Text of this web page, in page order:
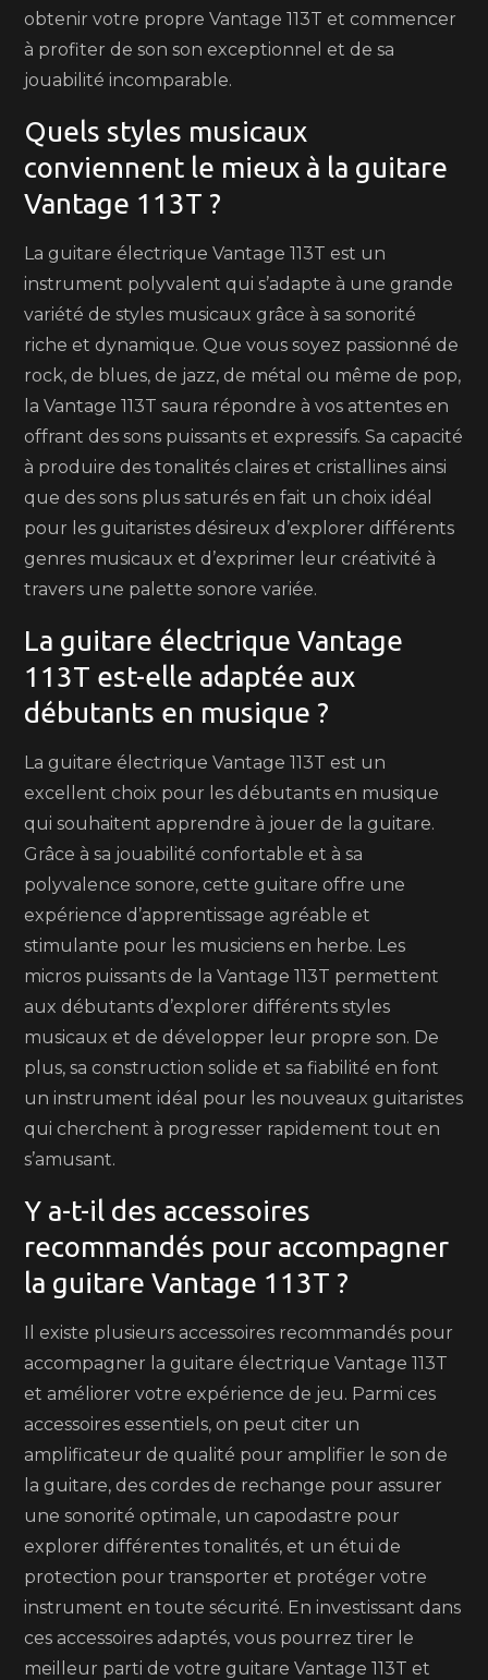
obtenir votre propre Vantage 113T et commencer
à profiter de son son exceptionnel et de sa
jouabilité incomparable.
Quels styles musicaux
conviennent le mieux à la guitare
Vantage 113T ?
La guitare électrique Vantage 113T est un
instrument polyvalent qui s’adapte à une grande
variété de styles musicaux grâce à sa sonorité
riche et dynamique. Que vous soyez passionné de
rock, de blues, de jazz, de métal ou même de pop,
la Vantage 113T saura répondre à vos attentes en
offrant des sons puissants et expressifs. Sa capacité
à produire des tonalités claires et cristallines ainsi
que des sons plus saturés en fait un choix idéal
pour les guitaristes désireux d’explorer différents
genres musicaux et d’exprimer leur créativité à
travers une palette sonore variée.
La guitare électrique Vantage
113T est-elle adaptée aux
débutants en musique ?
La guitare électrique Vantage 113T est un
excellent choix pour les débutants en musique
qui souhaitent apprendre à jouer de la guitare.
Grâce à sa jouabilité confortable et à sa
polyvalence sonore, cette guitare offre une
expérience d’apprentissage agréable et
stimulante pour les musiciens en herbe. Les
micros puissants de la Vantage 113T permettent
aux débutants d’explorer différents styles
musicaux et de développer leur propre son. De
plus, sa construction solide et sa fiabilité en font
un instrument idéal pour les nouveaux guitaristes
qui cherchent à progresser rapidement tout en
s’amusant.
Y a-t-il des accessoires
recommandés pour accompagner
la guitare Vantage 113T ?
Il existe plusieurs accessoires recommandés pour
accompagner la guitare électrique Vantage 113T
et améliorer votre expérience de jeu. Parmi ces
accessoires essentiels, on peut citer un
amplificateur de qualité pour amplifier le son de
la guitare, des cordes de rechange pour assurer
une sonorité optimale, un capodastre pour
explorer différentes tonalités, et un étui de
protection pour transporter et protéger votre
instrument en toute sécurité. En investissant dans
ces accessoires adaptés, vous pourrez tirer le
meilleur parti de votre guitare Vantage 113T et